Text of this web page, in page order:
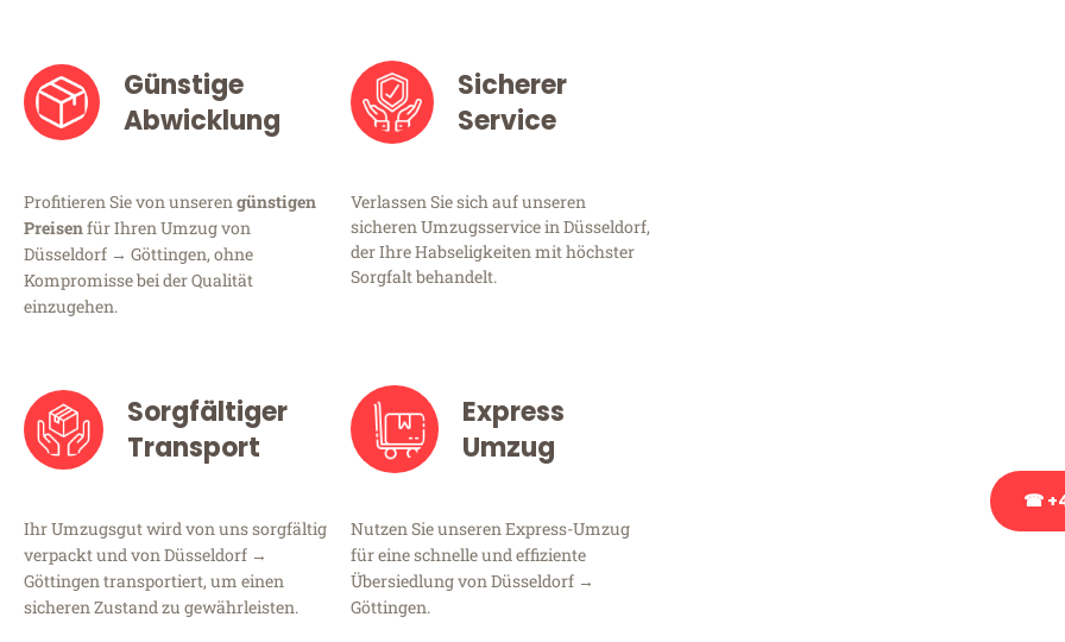
Günstige
Abwicklung
Profitieren Sie von unserengünstigen
Preisenfür Ihren Umzug von
Düsseldorf → Göttingen, ohne
Kompromisse bei der Qualität
einzugehen.
Sicherer
Service
Verlassen Sie sich auf unseren
sicheren Umzugsservice in Düsseldorf,
der Ihre Habseligkeiten mit höchster
Sorgfalt behandelt.
Sorgfältiger
Transport
Ihr Umzugsgut wird von uns sorgfältig
verpackt und von Düsseldorf →
Göttingen transportiert, um einen
sicheren Zustand zu gewährleisten.
Express
Umzug
Nutzen Sie unseren Express-Umzug
für eine schnelle und effiziente
Übersiedlung von Düsseldorf →
Göttingen.
☎